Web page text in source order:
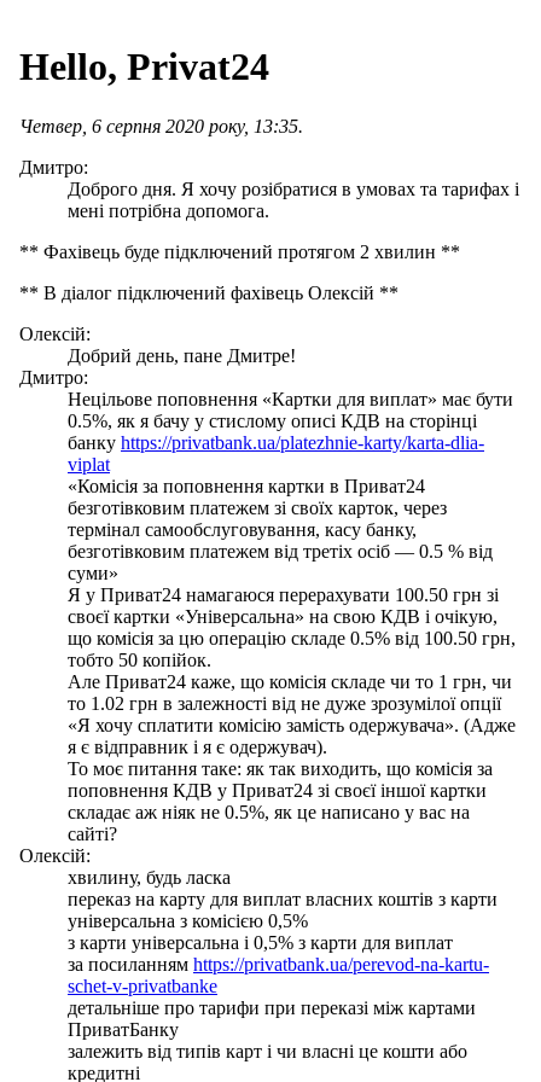
Hello, Privat24
Четвер, 6 серпня 2020 року, 13:35.
Дмитро:
Доброго дня. Я хочу розібратися в умовах та тарифах і
мені потрібна допомога.
** Фахівець буде підключений протягом 2 хвилин **
** В діалог підключений фахівець Олексій **
Олексій:
Добрий день, пане Дмитре!
Дмитро:
Нецільове поповнення «Картки для виплат» має бути
0.5%, як я бачу у стислому описі КДВ на сторінці
банку https://privatbank.ua/platezhnie-karty/karta-dlia-
viplat
«Комісія за поповнення картки в Приват24
безготівковим платежем зі своїх карток, через
термінал самообслуговування, касу банку,
безготівковим платежем від третіх осіб — 0.5 % від
суми»
Я у Приват24 намагаюся перерахувати 100.50 грн зі
своєї картки «Універсальна» на свою КДВ і очікую,
що комісія за цю операцію складе 0.5% від 100.50 грн,
тобто 50 копійок.
Але Приват24 каже, що комісія складе чи то 1 грн, чи
то 1.02 грн в залежності від не дуже зрозумілої опції
«Я хочу сплатити комісію замість одержувача». (Адже
я є відправник і я є одержувач).
То моє питання таке: як так виходить, що комісія за
поповнення КДВ у Приват24 зі своєї іншої картки
складає аж ніяк не 0.5%, як це написано у вас на
сайті?
Олексій:
хвилину, будь ласка
переказ на карту для виплат власних коштів з карти
універсальна з комісією 0,5%
з карти універсальна і 0,5% з карти для виплат
за посиланням https://privatbank.ua/perevod-na-kartu-
schet-v-privatbanke
детальніше про тарифи при переказі між картами
ПриватБанку
залежить від типів карт і чи власні це кошти або
кредитні